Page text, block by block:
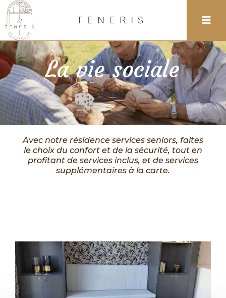
La vie sociale
Avec notre résidence services seniors, faites
le choix du confort et de la sécurité, tout en
profitant de services inclus, et de services
supplémentaires à la carte.